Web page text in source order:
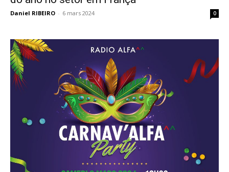
Daniel RIBEIRO - 6 mars 2024 0